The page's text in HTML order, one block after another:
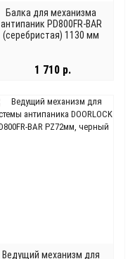
Балка для механизма
антипаник PD800FR-BAR
(серебристая) 1130 мм
1 710 р.
Ведущий механизм для